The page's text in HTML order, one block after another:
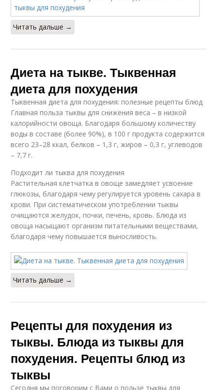
Читать дальше →
Диета на тыкве. Тыквенная
диета для похудения
Тыквенная диета для похудения: полезные рецепты блюд
Главная польза тыквы для снижения веса – в низкой
калорийности овоща. Благодаря большому количеству
воды в составе (более 90%), в 100 г продукта содержится
всего 23–28 ккал, белков – 1,3 г, жиров – 0,3 г, углеводов
– 7,7 г.
Подходит ли тыква для похудения
Растительная клетчатка в овоще замедляет усвоение
глюкозы, благодаря чему регулируется уровень сахара в
крови. При систематическом употреблении тыквы
очищаются желудок, почки, печень, кровь. Блюда из
овоща насыщают организм питательными веществами,
благодаря чему повышается выносливость.
Читать дальше →
Рецепты для похудения из
тыквы. Блюда из тыквы для
похудения. Рецепты блюд из
тыквы
Сегодня мы поговорим с Вами о пользе тыквы для